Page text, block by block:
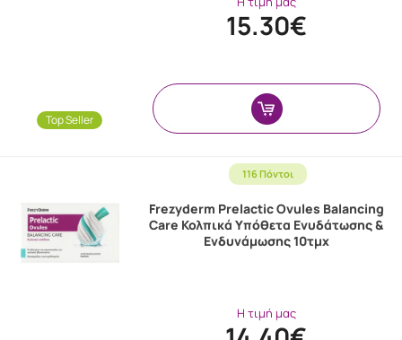
Top Seller
15.30€
116 Πόντοι
Frezyderm Prelactic Ovules Balancing
Care Κολπικά Υπόθετα Ενυδάτωσης &
Ενδυνάμωσης 10τμχ
Η τιμή μας